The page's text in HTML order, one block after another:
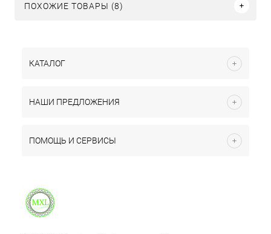
ПОХОЖИЕ ТОВАРЫ (8)
КАТАЛОГ
НАШИ ПРЕДЛОЖЕНИЯ
ПОМОЩЬ И СЕРВИСЫ